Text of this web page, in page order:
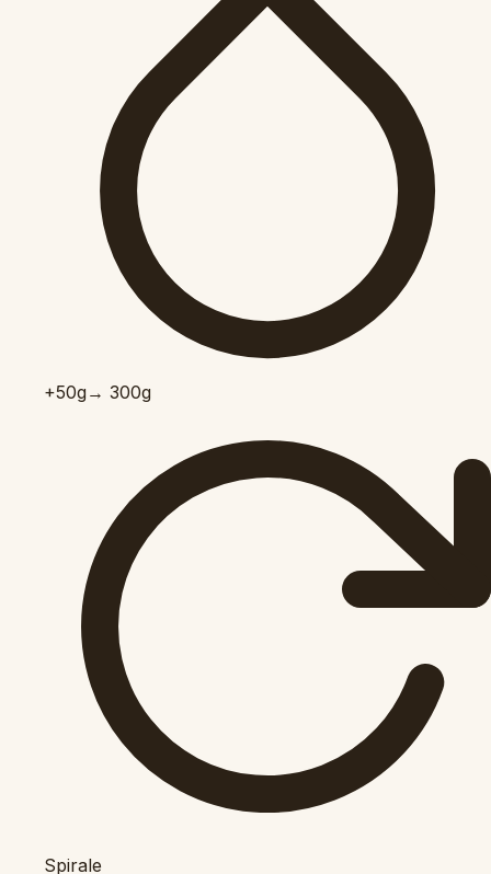
+50g→ 300g
Spirale